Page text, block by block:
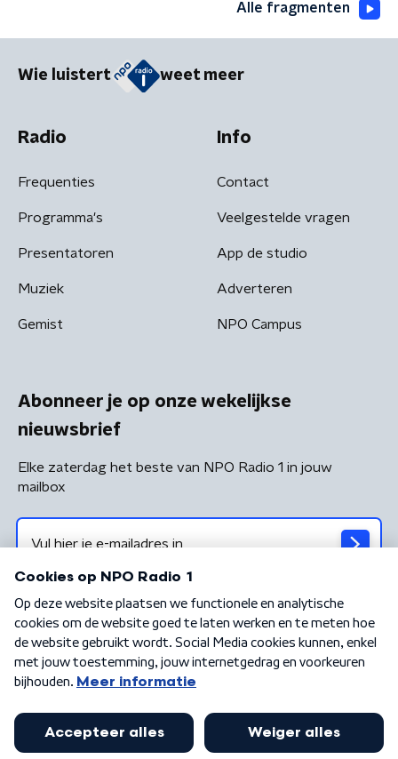
Alle fragmenten
Wie luistert weet meer
Radio
Frequenties
Programma's
Presentatoren
Muziek
Gemist
Info
Contact
Veelgestelde vragen
App de studio
Adverteren
NPO Campus
Abonneer je op onze wekelijkse
nieuwsbrief
Elke zaterdag het beste van NPO Radio 1 in jouw
mailbox
Algemene voorwaarden